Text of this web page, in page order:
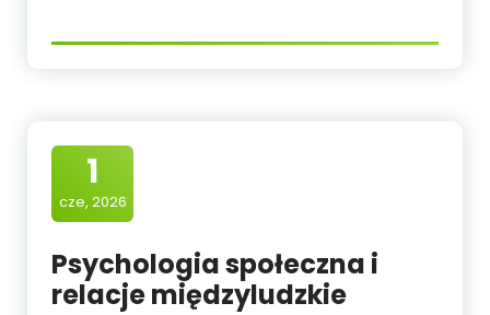
1
cze, 2026
Psychologia społeczna i
relacje międzyludzkie